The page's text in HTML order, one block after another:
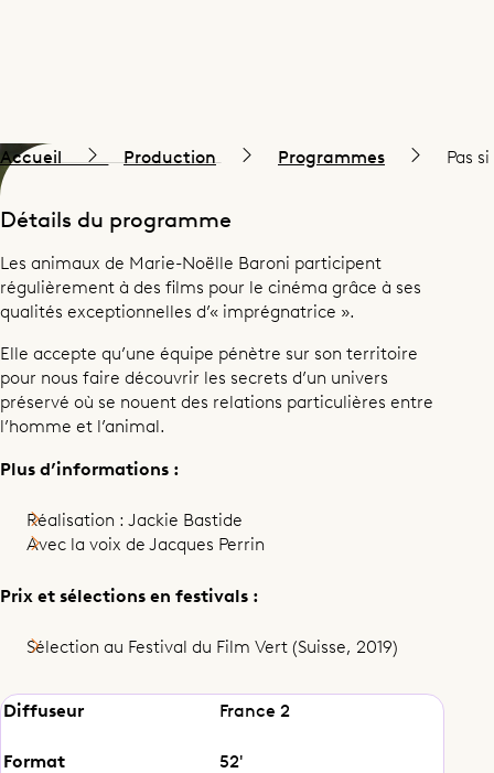
Accueil Production Programmes Pas
Détails du programme
Les animaux de Marie-Noëlle Baroni participent
régulièrement à des films pour le cinéma grâce à ses
qualités exceptionnelles d’« imprégnatrice ».
Elle accepte qu’une équipe pénètre sur son territoire
pour nous faire découvrir les secrets d’un univers
préservé où se nouent des relations particulières entre
l’homme et l’animal.
Plus d’informations :
Réalisation : Jackie Bastide
Avec la voix de Jacques Perrin
Prix et sélections en festivals :
Sélection au Festival du Film Vert (Suisse, 2019)
Diffuseur France 2
Format 52'